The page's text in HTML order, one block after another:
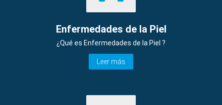
Enfermedades de la Piel
¿Qué es Enfermedades de la Piel ?
Leer más